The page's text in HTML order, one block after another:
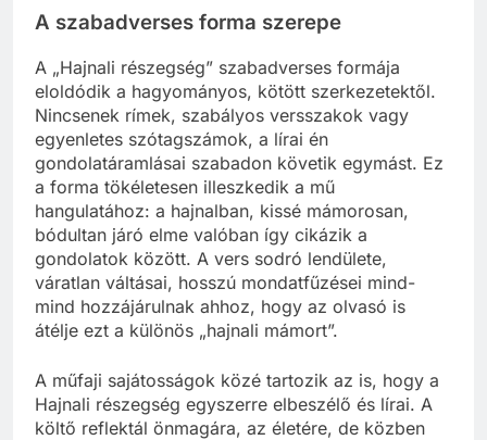
A szabadverses forma szerepe
A „Hajnali részegség” szabadverses formája
eloldódik a hagyományos, kötött szerkezetektől.
Nincsenek rímek, szabályos versszakok vagy
egyenletes szótagszámok, a lírai én
gondolatáramlásai szabadon követik egymást. Ez
a forma tökéletesen illeszkedik a mű
hangulatához: a hajnalban, kissé mámorosan,
bódultan járó elme valóban így cikázik a
gondolatok között. A vers sodró lendülete,
váratlan váltásai, hosszú mondatfűzései mind-
mind hozzájárulnak ahhoz, hogy az olvasó is
átélje ezt a különös „hajnali mámort”.
A műfaji sajátosságok közé tartozik az is, hogy a
Hajnali részegség egyszerre elbeszélő és lírai. A
költő reflektál önmagára, az életére, de közben